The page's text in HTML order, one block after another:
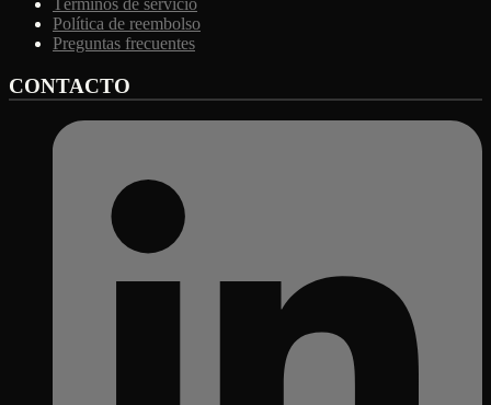
Términos de servicio
Política de reembolso
Preguntas frecuentes
CONTACTO